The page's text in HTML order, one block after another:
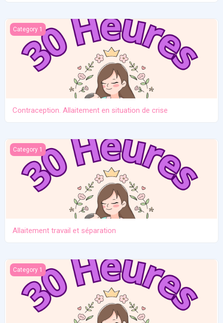
Contraception. Allaitement en situation de crise
Category 1
Contraception. Allaitement en situation de crise
Allaitement travail et séparation
Category 1
Allaitement travail et séparation
Introduction des solides
Category 1